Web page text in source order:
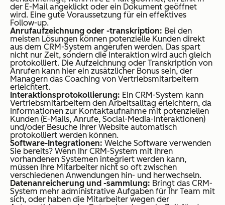
der E-Mail angeklickt oder ein Dokument geöffnet
wird. Eine gute Voraussetzung für ein effektives
Follow-up.
Anrufaufzeichnung oder -transkription: Bei den
meisten Lösungen können potenzielle Kunden direkt
aus dem CRM-System angerufen werden. Das spart
nicht nur Zeit, sondern die Interaktion wird auch gleich
protokolliert. Die Aufzeichnung oder Transkription von
Anrufen kann hier ein zusätzlicher Bonus sein, der
Managern das Coaching von Vertriebsmitarbeitern
erleichtert.
Interaktionsprotokollierung: Ein CRM-System kann
Vertriebsmitarbeitern den Arbeitsalltag erleichtern, da
Informationen zur Kontaktaufnahme mit potenziellen
Kunden (E-Mails, Anrufe, Social-Media-Interaktionen)
und/oder Besuche Ihrer Website automatisch
protokolliert werden können.
Software-Integrationen: Welche Software verwenden
Sie bereits? Wenn Ihr CRM-System mit Ihren
vorhandenen Systemen integriert werden kann,
müssen Ihre Mitarbeiter nicht so oft zwischen
verschiedenen Anwendungen hin- und herwechseln.
Datenanreicherung und -sammlung: Bringt das CRM-
System mehr administrative Aufgaben für Ihr Team mit
sich, oder haben die Mitarbeiter wegen der